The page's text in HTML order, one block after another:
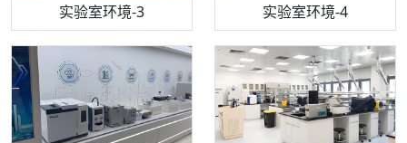
实验室环境-3 实验室环境-4
机构质检技术员-3 机构质检技术员-4
高效液相色谱仪 流式细胞仪